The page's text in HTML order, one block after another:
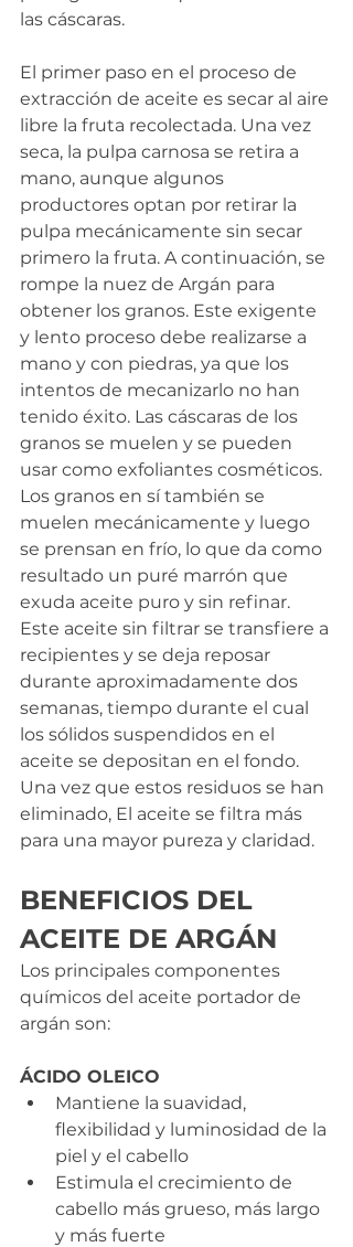
las cáscaras.
El primer paso en el proceso de
extracción de aceite es secar al aire
libre la fruta recolectada. Una vez
seca, la pulpa carnosa se retira a
mano, aunque algunos
productores optan por retirar la
pulpa mecánicamente sin secar
primero la fruta. A continuación, se
rompe la nuez de Argán para
obtener los granos. Este exigente
y lento proceso debe realizarse a
mano y con piedras, ya que los
intentos de mecanizarlo no han
tenido éxito. Las cáscaras de los
granos se muelen y se pueden
usar como exfoliantes cosméticos.
Los granos en sí también se
muelen mecánicamente y luego
se prensan en frío, lo que da como
resultado un puré marrón que
exuda aceite puro y sin refinar.
Este aceite sin filtrar se transfiere a
recipientes y se deja reposar
durante aproximadamente dos
semanas, tiempo durante el cual
los sólidos suspendidos en el
aceite se depositan en el fondo.
Una vez que estos residuos se han
eliminado, El aceite se filtra más
para una mayor pureza y claridad.
BENEFICIOS DEL
ACEITE DE ARGÁN
Los principales componentes
químicos del aceite portador de
argán son:
ÁCIDO OLEICO
Mantiene la suavidad,
flexibilidad y luminosidad de la
piel y el cabello
Estimula el crecimiento de
cabello más grueso, más largo
y más fuerte